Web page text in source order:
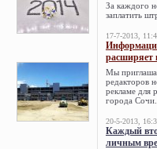
За каждого
заплатить
17-7-2013,
расширяет
Мы
редакторов
рекламе для
города
20-5-2013,
Каждый
личным